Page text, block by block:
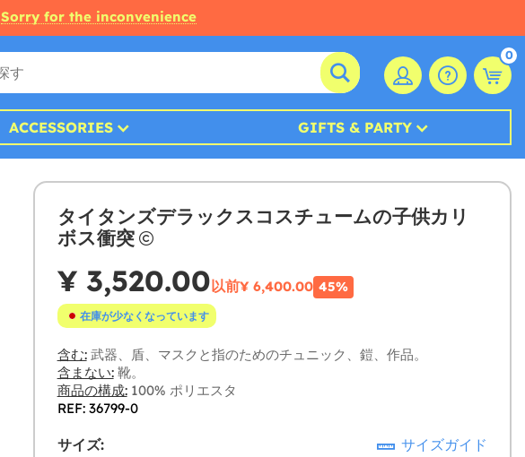
Sorry for the inconvenience
0
ACCESSORIES GIFTS & PARTY
タイタンズデラックスコスチュームの子供カリ
ボス衝突
¥ 3,520.00以前¥ 6,400.00 45%
在庫が少なくなっています
含む:武器、盾、マスクと指のためのチュニック、鎧、作品。
含まない:靴。
商品の構成:100% ポリエスタ
REF: 36799-0
サイズ: サイズガイド